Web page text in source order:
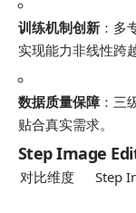
训练机制创新 ：多
实现能力非线性跨越
数据质量保障：三
贴合真实需求。
Step Image
对比维度 Step